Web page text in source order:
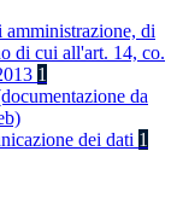
di
di cui all'art. 14, co.
1
da
dei dati 1